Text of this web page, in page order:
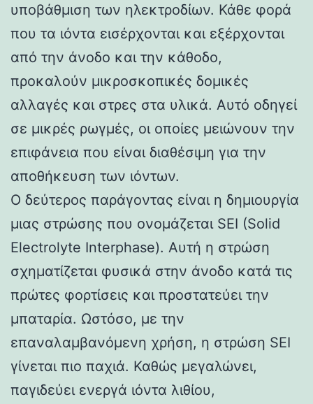
υποβάθμιση των ηλεκτροδίων. Κάθε φορά
που τα ιόντα εισέρχονται και εξέρχονται
από την άνοδο και την κάθοδο,
προκαλούν μικροσκοπικές δομικές
αλλαγές και στρες στα υλικά. Αυτό οδηγεί
σε μικρές ρωγμές, οι οποίες μειώνουν την
επιφάνεια που είναι διαθέσιμη για την
αποθήκευση των ιόντων.
Ο δεύτερος παράγοντας είναι η δημιουργία
μιας στρώσης που ονομάζεται SEI (Solid
Electrolyte Interphase). Αυτή η στρώση
σχηματίζεται φυσικά στην άνοδο κατά τις
πρώτες φορτίσεις και προστατεύει την
μπαταρία. Ωστόσο, με την
επαναλαμβανόμενη χρήση, η στρώση SEI
γίνεται πιο παχιά. Καθώς μεγαλώνει,
παγιδεύει ενεργά ιόντα λιθίου,